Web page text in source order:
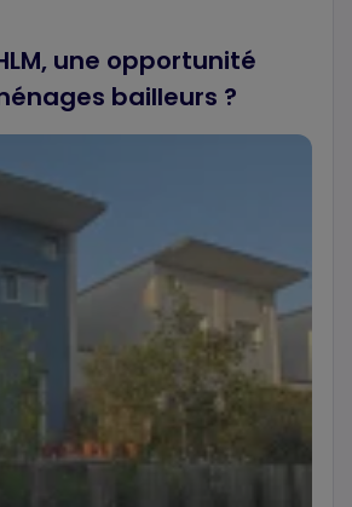
une opportunité
bailleurs ?